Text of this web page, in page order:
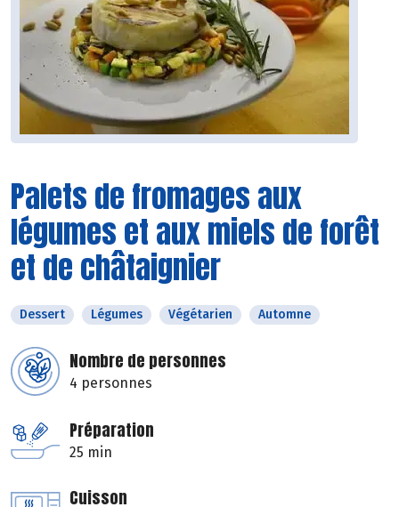
Palets de fromages aux
légumes et aux miels de forêt
et de châtaignier
Dessert Légumes Végétarien Automne
Nombre de personnes
4 personnes
Préparation
25 min
Cuisson